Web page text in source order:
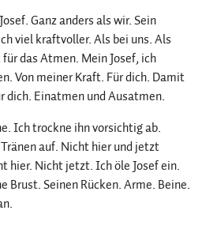
Ganz anders als wir. Sein
viel kraftvoller. Als bei uns. Als
das Atmen. Mein Josef, ich
Von meiner Kraft. Für dich. Damit
dich. Einatmen und Ausatmen.
Ich trockne ihn vorsichtig ab.
auf. Nicht hier und jetzt
hier. Nicht jetzt. Ich öle Josef ein.
Brust. Seinen Rücken. Arme. Beine.